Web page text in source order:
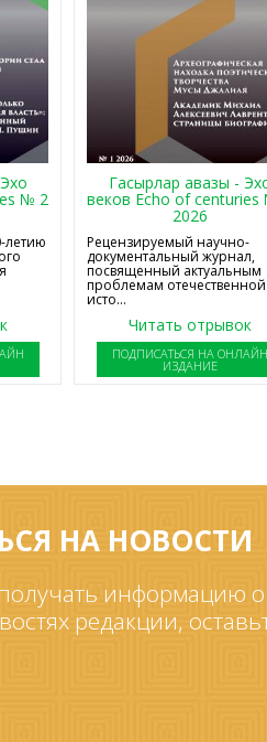
№ 2
летию
Гасырлар авазы -
веков Echo of
2026
Рецензируемый научно-
документальный журнал,
посвященный актуальным
проблемам отечественной
исто...
Читать отрывок
ПОДПИСАТЬСЯ НА
ИЗДАНИЕ
НА НОВОСТИ
информацию
редакции,